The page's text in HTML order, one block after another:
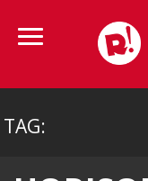
TAG: